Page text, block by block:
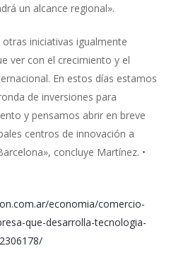
un alcance regional».
iniciativas igualmente
ver con el crecimiento y el
En estos días estamos
de inversiones para
y pensamos abrir en breve
centros de innovación a
concluye Martínez. •
economia/comercio-
que-desarrolla-tecnologia-